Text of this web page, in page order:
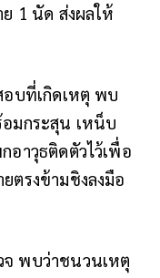
1 นัด ส่งผลให้
อบที่เกิดเหตุ พบ
มกระสุน เหน็บ
อาวุธติดตัวไว้เพื่อ
ตรงข้ามชิงลงมือ
จ พบว่าชนวนเหตุ